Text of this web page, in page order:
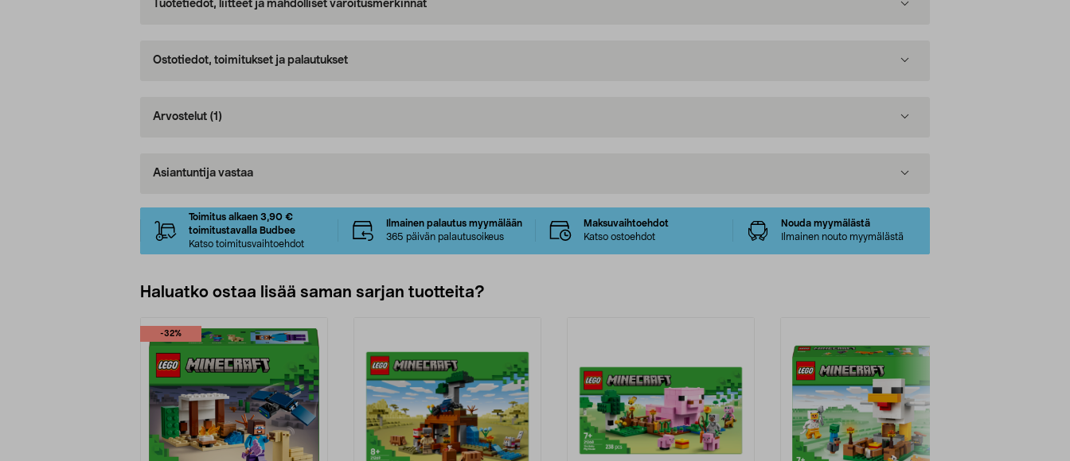
Tuotetiedot, liitteet ja mahdolliset varoitusmerkinnät
Ostotiedot, toimitukset ja palautukset
Arvostelut (1)
Asiantuntija vastaa
Toimitus alkaen 3,90 €
toimitustavalla Budbee
Katso toimitusvaihtoehdot
Ilmainen palautus myymälään
365 päivän palautusoikeus
Maksuvaihtoehdot
Katso ostoehdot
Nouda myymälästä
Ilmainen nouto myymälästä
Haluatko ostaa lisää saman sarjan tuotteita?
-32%